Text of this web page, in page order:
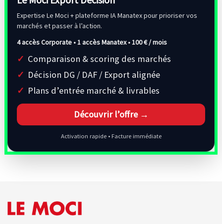
Expertise Le Moci + plateforme IA Manatex pour prioriser vos
marchés et passer à l’action.
4 accès Corporate • 1 accès Manatex •100 € / mois
Comparaison & scoring des marchés
Décision DG / DAF / Export alignée
Plans d’entrée marché & livrables
Découvrir l’offre →
Activation rapide • Facture immédiate